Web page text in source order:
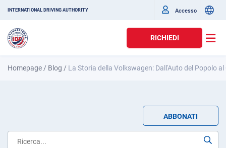
INTERNATIONAL DRIVING AUTHORITY Accesso
RICHIEDI
Homepage / Blog / La Storia della Volkswagen: Dall'Auto del Popolo
ABBONATI